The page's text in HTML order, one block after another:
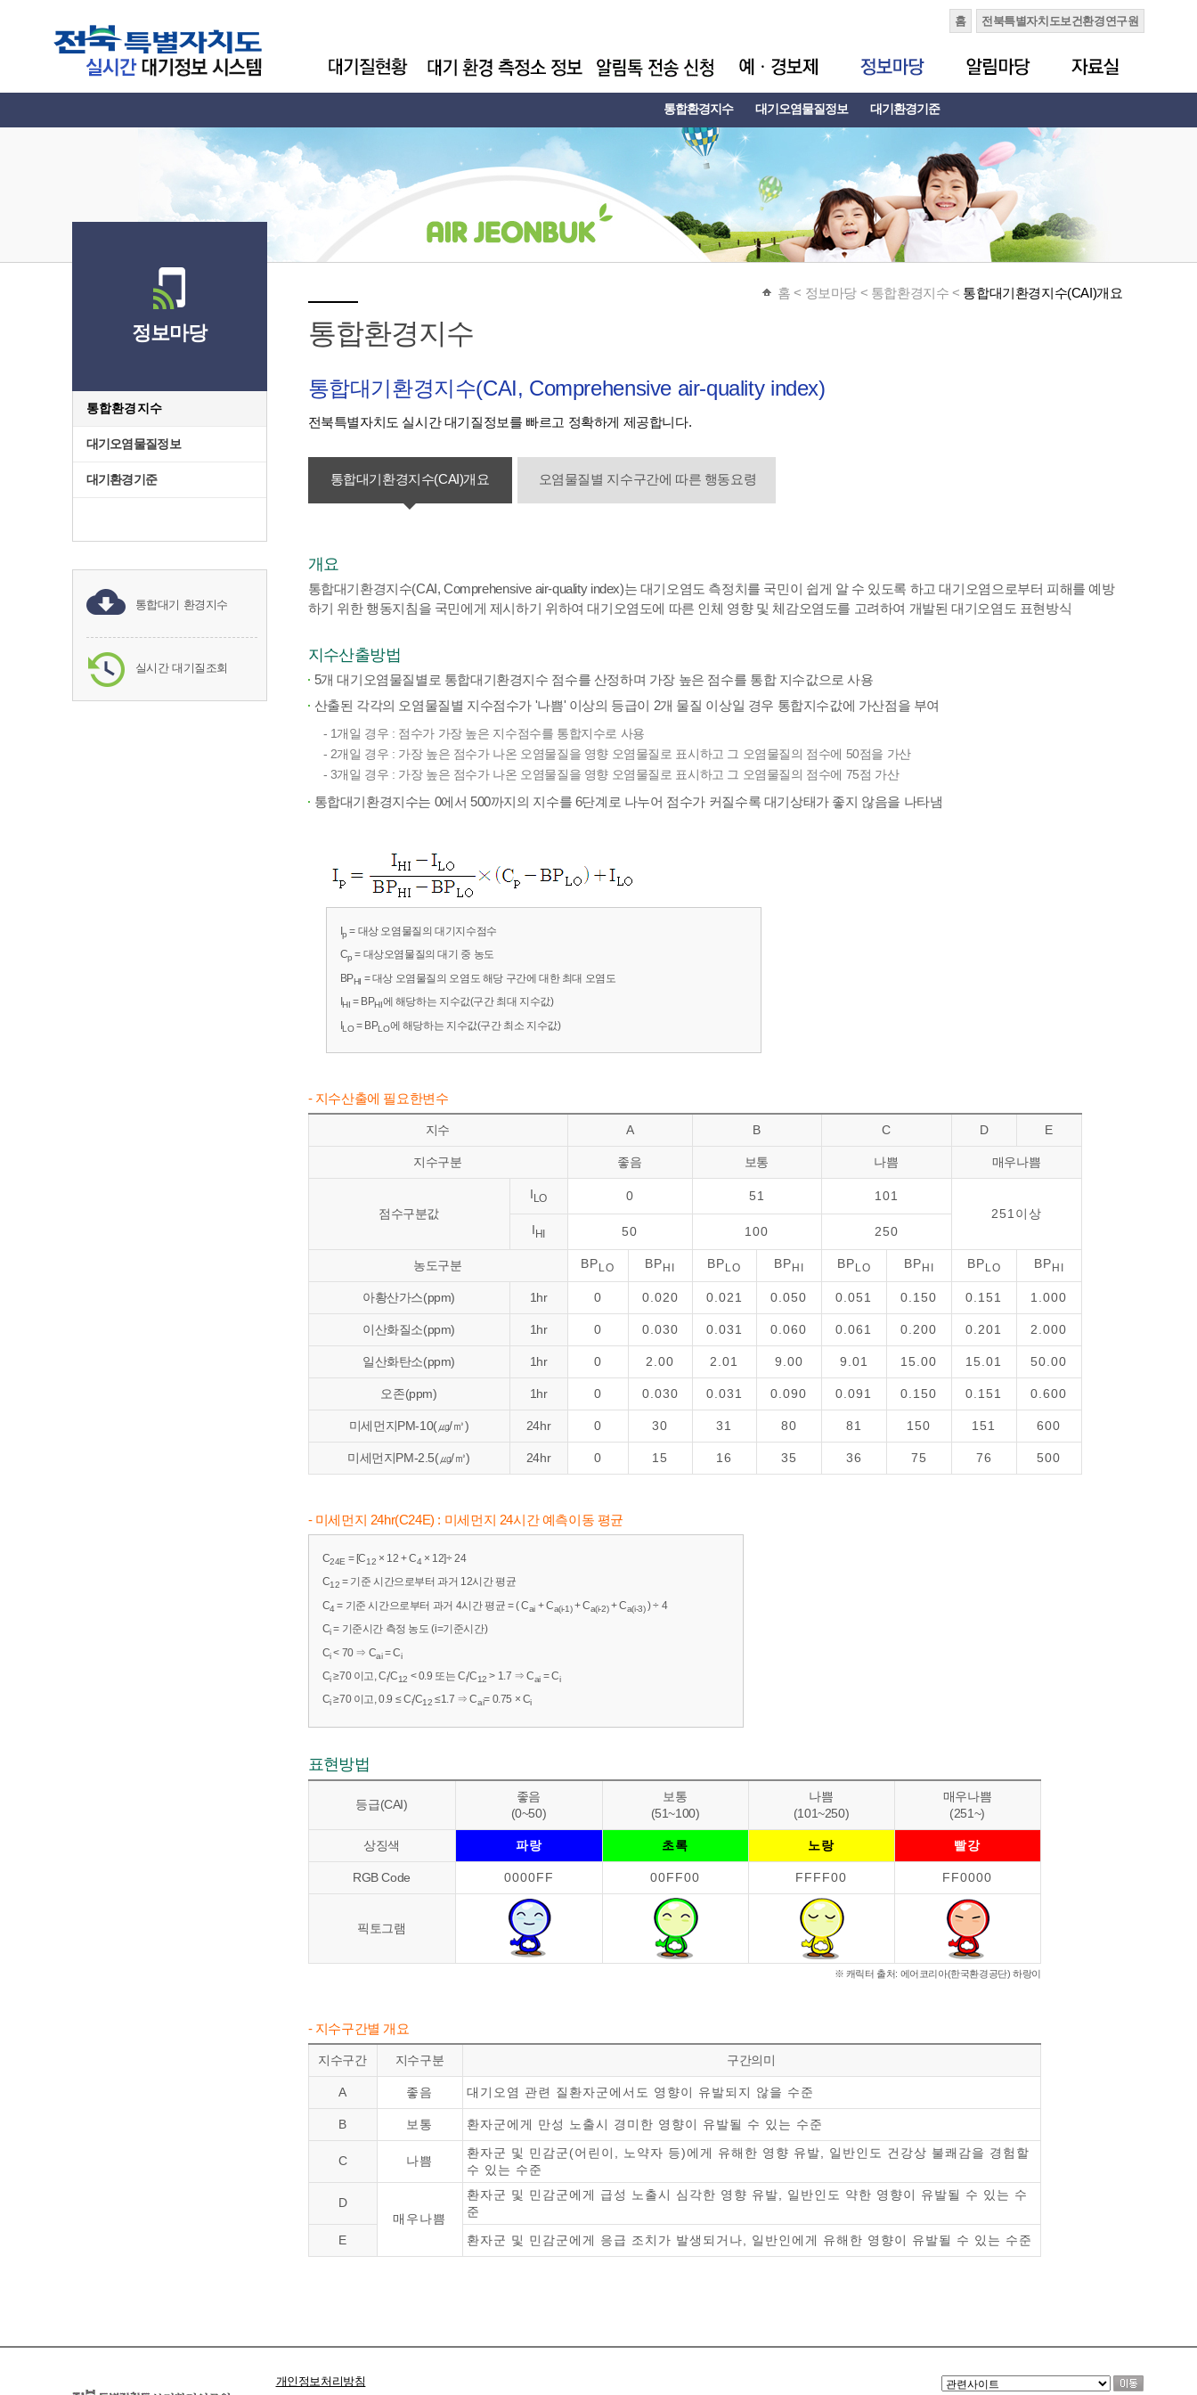
홈 전북특별자치도보건환경연구원
통합환경지수 대기오염물질정보 대기환경기준
정보마당
통합환경지수
대기오염물질정보
대기환경기준
통합대기 환경지수
실시간 대기질조회
홈 < 정보마당 < 통합환경지수 < 통합대기환경지수(CAI)개요
통합환경지수
통합대기환경지수(CAI, Comprehensive air-quality index)
전북특별자치도 실시간 대기질정보를 빠르고 정확하게 제공합니다.
통합대기환경지수(CAI)개요 오염물질별 지수구간에 따른 행동요령
개요
통합대기환경지수(CAI, Comprehensive air-quality index)는 대기오염도 측정치를 국민이 쉽게 알 수 있도록 하고 대기오염으로부터 피해를 예방
하기 위한 행동지침을 국민에게 제시하기 위하여 대기오염도에 따른 인체 영향 및 체감오염도를 고려하여 개발된 대기오염도 표현방식
지수산출방법
5개 대기오염물질별로 통합대기환경지수 점수를 산정하며 가장 높은 점수를 통합 지수값으로 사용
산출된 각각의 오염물질별 지수점수가 '나쁨' 이상의 등급이 2개 물질 이상일 경우 통합지수값에 가산점을 부여
- 1개일 경우 : 점수가 가장 높은 지수점수를 통합지수로 사용
- 2개일 경우 : 가장 높은 점수가 나온 오염물질을 영향 오염물질로 표시하고 그 오염물질의 점수에 50점을 가산
- 3개일 경우 : 가장 높은 점수가 나온 오염물질을 영향 오염물질로 표시하고 그 오염물질의 점수에 75점 가산
통합대기환경지수는 0에서 500까지의 지수를 6단계로 나누어 점수가 커질수록 대기상태가 좋지 않음을 나타냄
Ip = 대상 오염물질의 대기지수점수
Cp = 대상오염물질의 대기 중 농도
BPHI = 대상 오염물질의 오염도 해당 구간에 대한 최대 오염도
HI = BPHI 에 해당하는 지수값(구간 최대 지수값)
ILO= BPLO에 해당하는 지수값(구간 최소 지수값)
- 지수산출에 필요한변수
지수 A B C D E
지수구분 좋음 보통 나쁨 매우나쁨
점수구분값
ILO 0 51
101
251이상
IHI 50 100 250
농도구분 BPLO BPHI BPLO BPHI BPLO BPHI BPLO BPHI
아황산가스(ppm) 1hr 0 0.020 0.021 0.050 0.051 0.150 0.151 1.000
이산화질소(ppm) 1hr 0 0.030 0.031 0.060 0.061 0.200 0.201 2.000
일산화탄소(ppm) 1hr 0 2.00 2.01 9.00 9.01 15.00 15.01 50.00
오존(ppm) 1hr 0 0.030 0.031 0.090 0.091 0.150 0.151 0.600
미세먼지PM-10(㎍/㎥) 24hr 0 30 31 80 81 150 151 600
미세먼지PM-2.5(㎍/㎥) 24hr 0 15 16 35 36 75 76 500
- 미세먼지 24hr(C24E) : 미세먼지 24시간 예측이동 평균
C24E = [C12 × 12 + C4 × 12]÷ 24
C12 = 기준 시간으로부터 과거 12시간 평균
C4 = 기준 시간으로부터 과거 4시간 평균 = ( Cai + Ca(i-1)+ Ca(i-2)+ Ca(i-3)) ÷ 4
Ci= 기준시간 측정 농도 (i=기준시간)
Ci< 70 ⇒ Cai= Ci
Ci≥70 이고, Ci/C12 < 0.9 또는 Ci/C12 > 1.7 ⇒ Cai = Ci
Ci≥70 이고, 0.9 ≤ Ci/C12 ≤1.7 ⇒ Cai= 0.75 × Ci
표현방법
등급(CAI)
좋음
(0~50)
보통
(51~100)
나쁨
(101~250)
매우나쁨
(251~)
상징색 파랑 초록 노랑 빨강
RGB Code 0000FF 00FF00 FFFF00 FF0000
픽토그램
※ 캐릭터 출처: 에어코리아(한국환경공단) 하랑이
- 지수구간별 개요
지수구간 지수구분 구간의미
A 좋음 대기오염 관련 질환자군에서도 영향이 유발되지 않을 수준
B 보통 환자군에게 만성 노출시 경미한 영향이 유발될 수 있는 수준
C 나쁨
환자군 및 민감군(어린이, 노약자 등)에게 유해한 영향 유발, 일반인도 건강상 불쾌감을 경험할
수 있는 수준
D
매우나쁨
환자군 및 민감군에게 급성 노출시 심각한 영향 유발, 일반인도 약한 영향이 유발될 수 있는 수
준
E
환자군 및 민감군에게 응급 조치가 발생되거나, 일반인에게 유해한 영향이 유발될 수 있는 수준
개인정보처리방침